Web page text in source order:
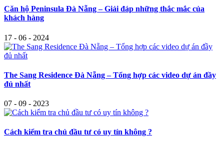
Căn hộ Peninsula Đà Nẵng – Giải đáp những thắc mắc của
khách hàng
17 - 06 - 2024
The Sang Residence Đà Nẵng – Tổng hợp các video dự án đầy
đủ nhất
07 - 09 - 2023
Cách kiểm tra chủ đầu tư có uy tín không ?